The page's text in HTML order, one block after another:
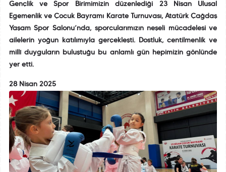
Gençlik ve Spor Birimimizin düzenlediği 23 Nisan Ulusal
Egemenlik ve Çocuk Bayramı Karate Turnuvası, Atatürk Çağdaş
Yaşam Spor Salonu’nda, sporcularımızın neşeli mücadelesi ve
ailelerin yoğun katılımıyla gerçekleşti. Dostluk, centilmenlik ve
millî duyguların buluştuğu bu anlamlı gün hepimizin gönlünde
yer etti.
28 Nisan 2025